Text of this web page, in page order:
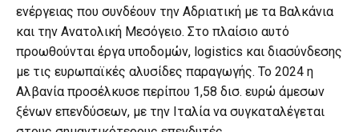
ενέργειας που συνδέουν την Αδριατική με τα Βαλκάνια
και την Ανατολική Μεσόγειο. Στο πλαίσιο αυτό
προωθούνται έργα υποδομών, logistics και διασύνδεσης
με τις ευρωπαϊκές αλυσίδες παραγωγής. Το 2024 η
Αλβανία προσέλκυσε περίπου 1,58 δισ. ευρώ άμεσων
ξένων επενδύσεων, με την Ιταλία να συγκαταλέγεται